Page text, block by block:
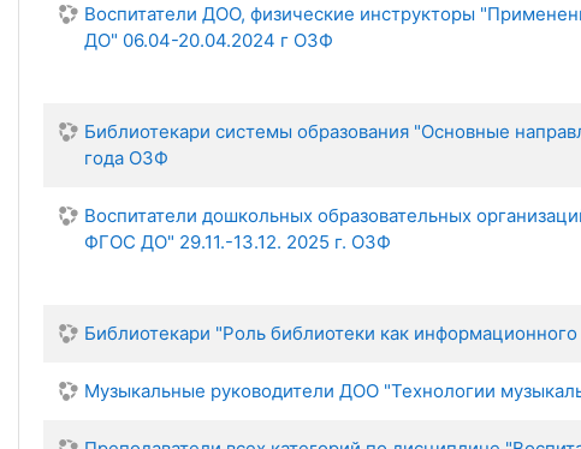
Воспитатели ДОО, физические инструкторы
ДО" 06.04-20.04.2024 г ОЗФ
Библиотекари системы образования "Основные
года ОЗФ
Воспитатели дошкольных образовательных
ФГОС ДО" 29.11.-13.12. 2025 г. ОЗФ
Библиотекари "Роль библиотеки как
Музыкальные руководители ДОО "Технологии